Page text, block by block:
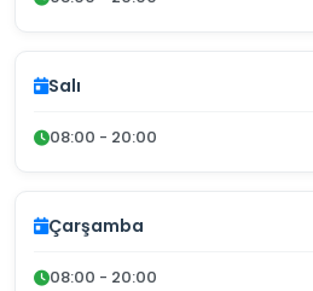
Salı
08:00 - 20:00
Çarşamba
08:00 - 20:00